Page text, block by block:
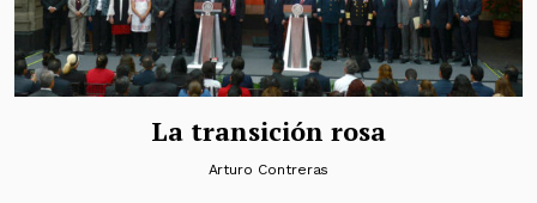
La transición rosa
Arturo Contreras